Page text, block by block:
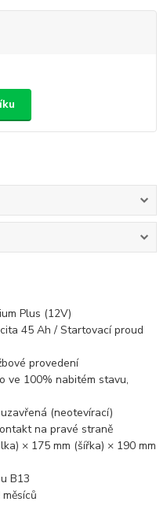
Plus (12V)
45 Ah / Startovací proud
provedení
ve 100% nabitém stavu,
(neotevírací)
na pravé straně
× 175 mm (šířka) × 190 mm
B13